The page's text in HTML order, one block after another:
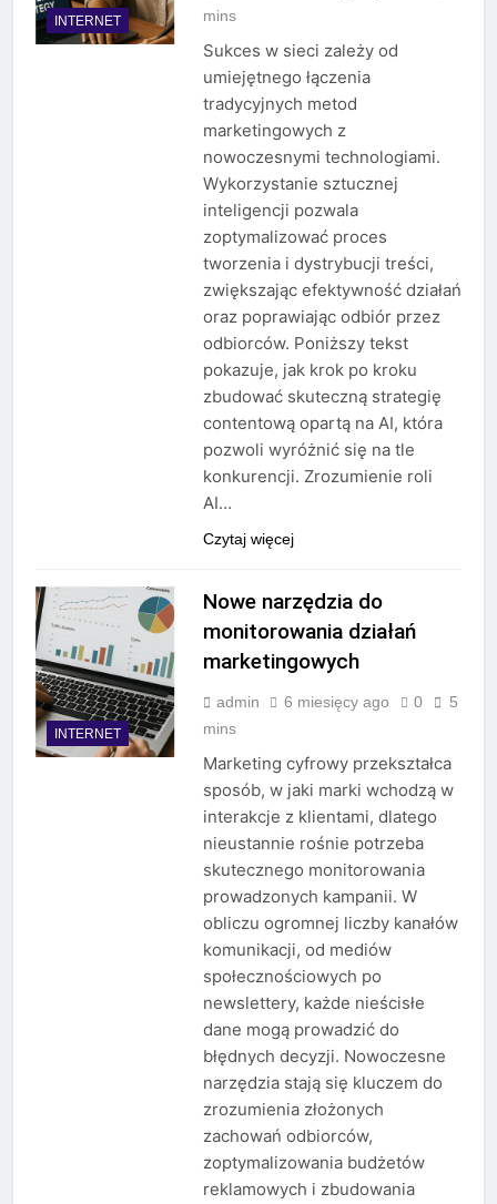
INTERNET
mins
Sukces w sieci zależy od
umiejętnego łączenia
tradycyjnych metod
marketingowych z
nowoczesnymi technologiami.
Wykorzystanie sztucznej
inteligencji pozwala
zoptymalizować proces
tworzenia i dystrybucji treści,
zwiększając efektywność działań
oraz poprawiając odbiór przez
odbiorców. Poniższy tekst
pokazuje, jak krok po kroku
zbudować skuteczną strategię
contentową opartą na AI, która
pozwoli wyróżnić się na tle
konkurencji. Zrozumienie roli
AI…
Czytaj więcej
INTERNET
Nowe narzędzia do
monitorowania działań
marketingowych
admin 6 miesięcy ago 0
5
mins
Marketing cyfrowy przekształca
sposób, w jaki marki wchodzą w
interakcje z klientami, dlatego
nieustannie rośnie potrzeba
skutecznego monitorowania
prowadzonych kampanii. W
obliczu ogromnej liczby kanałów
komunikacji, od mediów
społecznościowych po
newslettery, każde nieścisłe
dane mogą prowadzić do
błędnych decyzji. Nowoczesne
narzędzia stają się kluczem do
zrozumienia złożonych
zachowań odbiorców,
zoptymalizowania budżetów
reklamowych i zbudowania